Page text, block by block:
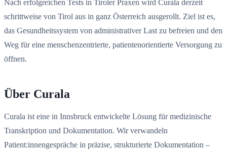
Nach erfolgreichen Tests in Tiroler Praxen wird Curala derzeit
schrittweise von Tirol aus in ganz Österreich ausgerollt. Ziel ist es,
das Gesundheitssystem von administrativer Last zu befreien und den
Weg für eine menschenzentrierte, patientenorientierte Versorgung zu
öffnen.
Über Curala
Curala ist eine in Innsbruck entwickelte Lösung für medizinische
Transkription und Dokumentation. Wir verwandeln
Patient:innengespräche in präzise, strukturierte Dokumentation –